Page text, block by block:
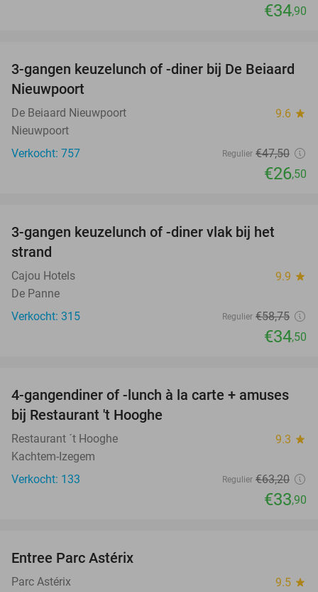
€34,90
44%
3-gangen keuzelunch of -diner bij De Beiaard
Nieuwpoort
De Beiaard Nieuwpoort 9.6 star
Nieuwpoort
Verkocht: 757
Regulier €47,50
€26,50
3-gangen keuzelunch of -diner vlak bij het
strand
Cajou Hotels 9.9 star
De Panne
Verkocht: 315
Regulier €58,75
€34,50
46%
4-gangendiner of -lunch à la carte + amuses
bij Restaurant 't Hooghe
Restaurant ´t Hooghe 9.3 star
Kachtem-Izegem
Verkocht: 133
Regulier €63,20
€33,90
Entree Parc Astérix
Parc Astérix 9.5 star